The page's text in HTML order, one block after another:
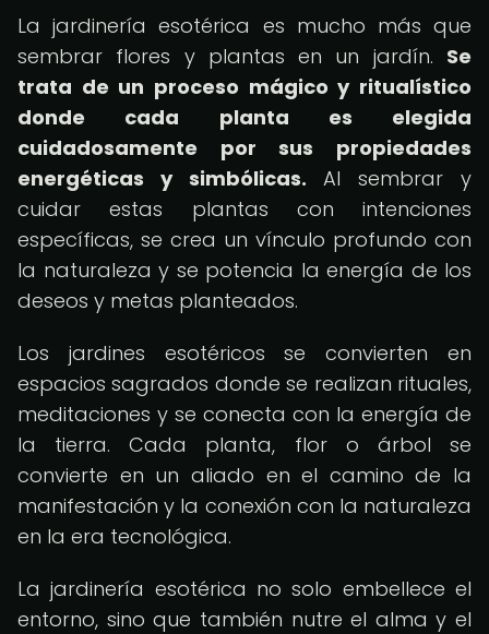
La jardinería esotérica es mucho más que
sembrar flores y plantas en un jardín. Se
trata de un proceso mágico y ritualístico
donde cada planta es elegida
cuidadosamente por sus propiedades
energéticas y simbólicas. Al sembrar y
cuidar estas plantas con intenciones
específicas, se crea un vínculo profundo con
la naturaleza y se potencia la energía de los
deseos y metas planteados.
Los jardines esotéricos se convierten en
espacios sagrados donde se realizan rituales,
meditaciones y se conecta con la energía de
la tierra. Cada planta, flor o árbol se
convierte en un aliado en el camino de la
manifestación y la conexión con la naturaleza
en la era tecnológica.
La jardinería esotérica no solo embellece el
entorno, sino que también nutre el alma y el